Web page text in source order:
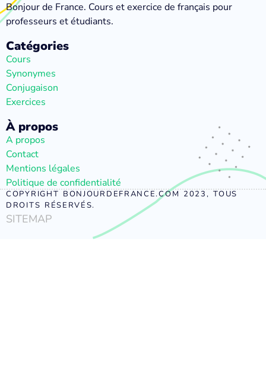
Bonjour de France. Cours et exercice de français pour
professeurs et étudiants.
Catégories
Cours
Synonymes
Conjugaison
Exercices
À propos
A propos
Contact
Mentions légales
Politique de confidentialité
COPYRIGHT BONJOURDEFRANCE.COM 2023, TOUS
DROITS RÉSERVÉS.
SITEMAP